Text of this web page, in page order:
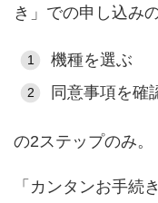
き」での申し込み
機種を選ぶ
同意事項を確
の2ステップのみ。
「カンタンお手続